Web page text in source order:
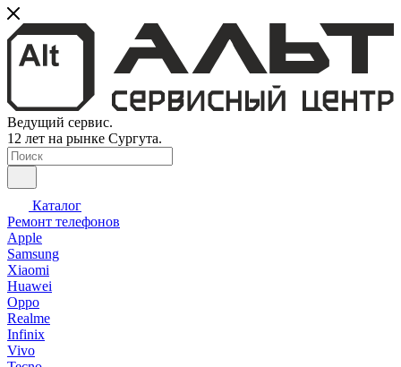
Ведущий сервис.
12 лет на рынке Сургута.
Каталог
Ремонт телефонов
Apple
Samsung
Xiaomi
Huawei
Oppo
Realme
Infinix
Vivo